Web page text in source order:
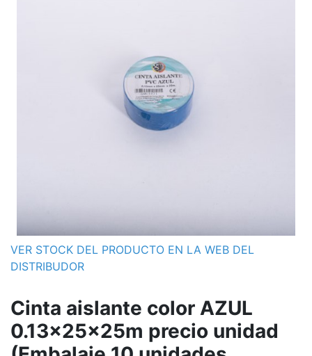
VER STOCK DEL PRODUCTO EN LA WEB DEL
DISTRIBUDOR
Cinta aislante color AZUL
0.13x25x25m precio unidad